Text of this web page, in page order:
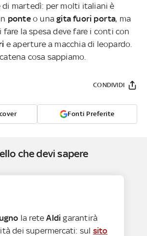
di martedì: per molti italiani è
ponteo unagita fuori porta, ma
la spesa deve fare i conti con
e aperture a macchia di leopardo.
cosa sappiamo.
Fonti Preferite
CONDIVIDI
che devi sapere
la reteAldi garantirà
dei supermercati: sul sito